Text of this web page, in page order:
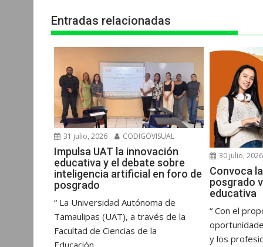
p
k
e
m
Entradas relacionadas
31 julio, 2026 CODIGOVISUAL
Impulsa UAT la innovación
educativa y el debate sobre
inteligencia artificial en foro de
posgrado
“ La Universidad Autónoma de
Tamaulipas (UAT), a través de la
Facultad de Ciencias de la
30 julio, 2026
Convoca
posgrado
educativa
“ Con el
y los